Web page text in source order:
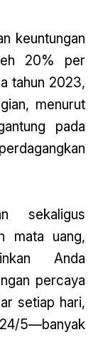
keuntungan
20% per
tahun 2023,
menurut
pada
sekaligus
mata uang,
Anda
percaya
setiap hari,
5—banyak